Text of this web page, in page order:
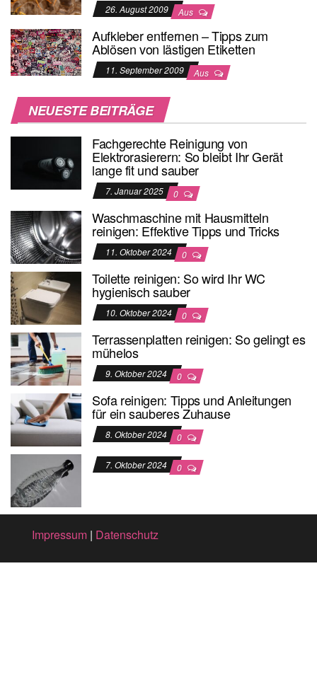
26. August 2009 Aus
Aufkleber entfernen – Tipps zum
Ablösen von lästigen Etiketten
11. September 2009 Aus
NEUESTE BEITRÄGE
Fachgerechte Reinigung von
Elektrorasierern: So bleibt Ihr Gerät
lange fit und sauber
7. Januar 2025 0
Waschmaschine mit Hausmitteln
reinigen: Effektive Tipps und Tricks
11. Oktober 2024 0
Toilette reinigen: So wird Ihr WC
hygienisch sauber
10. Oktober 2024 0
Terrassenplatten reinigen: So gelingt es
mühelos
9. Oktober 2024 0
Sofa reinigen: Tipps und Anleitungen
für ein sauberes Zuhause
8. Oktober 2024 0
7. Oktober 2024 0
Impressum | Datenschutz